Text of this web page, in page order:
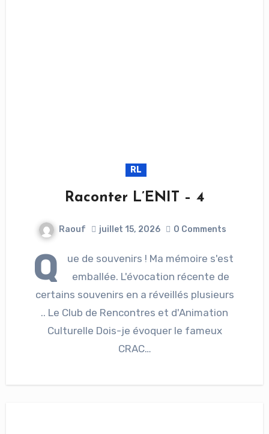
RL
Raconter L’ENIT – 4
Raouf juillet 15, 2026 0 Comments
Q
ue de souvenirs ! Ma mémoire s'est
emballée. L'évocation récente de
certains souvenirs en a réveillés plusieurs
.. Le Club de Rencontres et d'Animation
Culturelle Dois-je évoquer le fameux
CRAC…